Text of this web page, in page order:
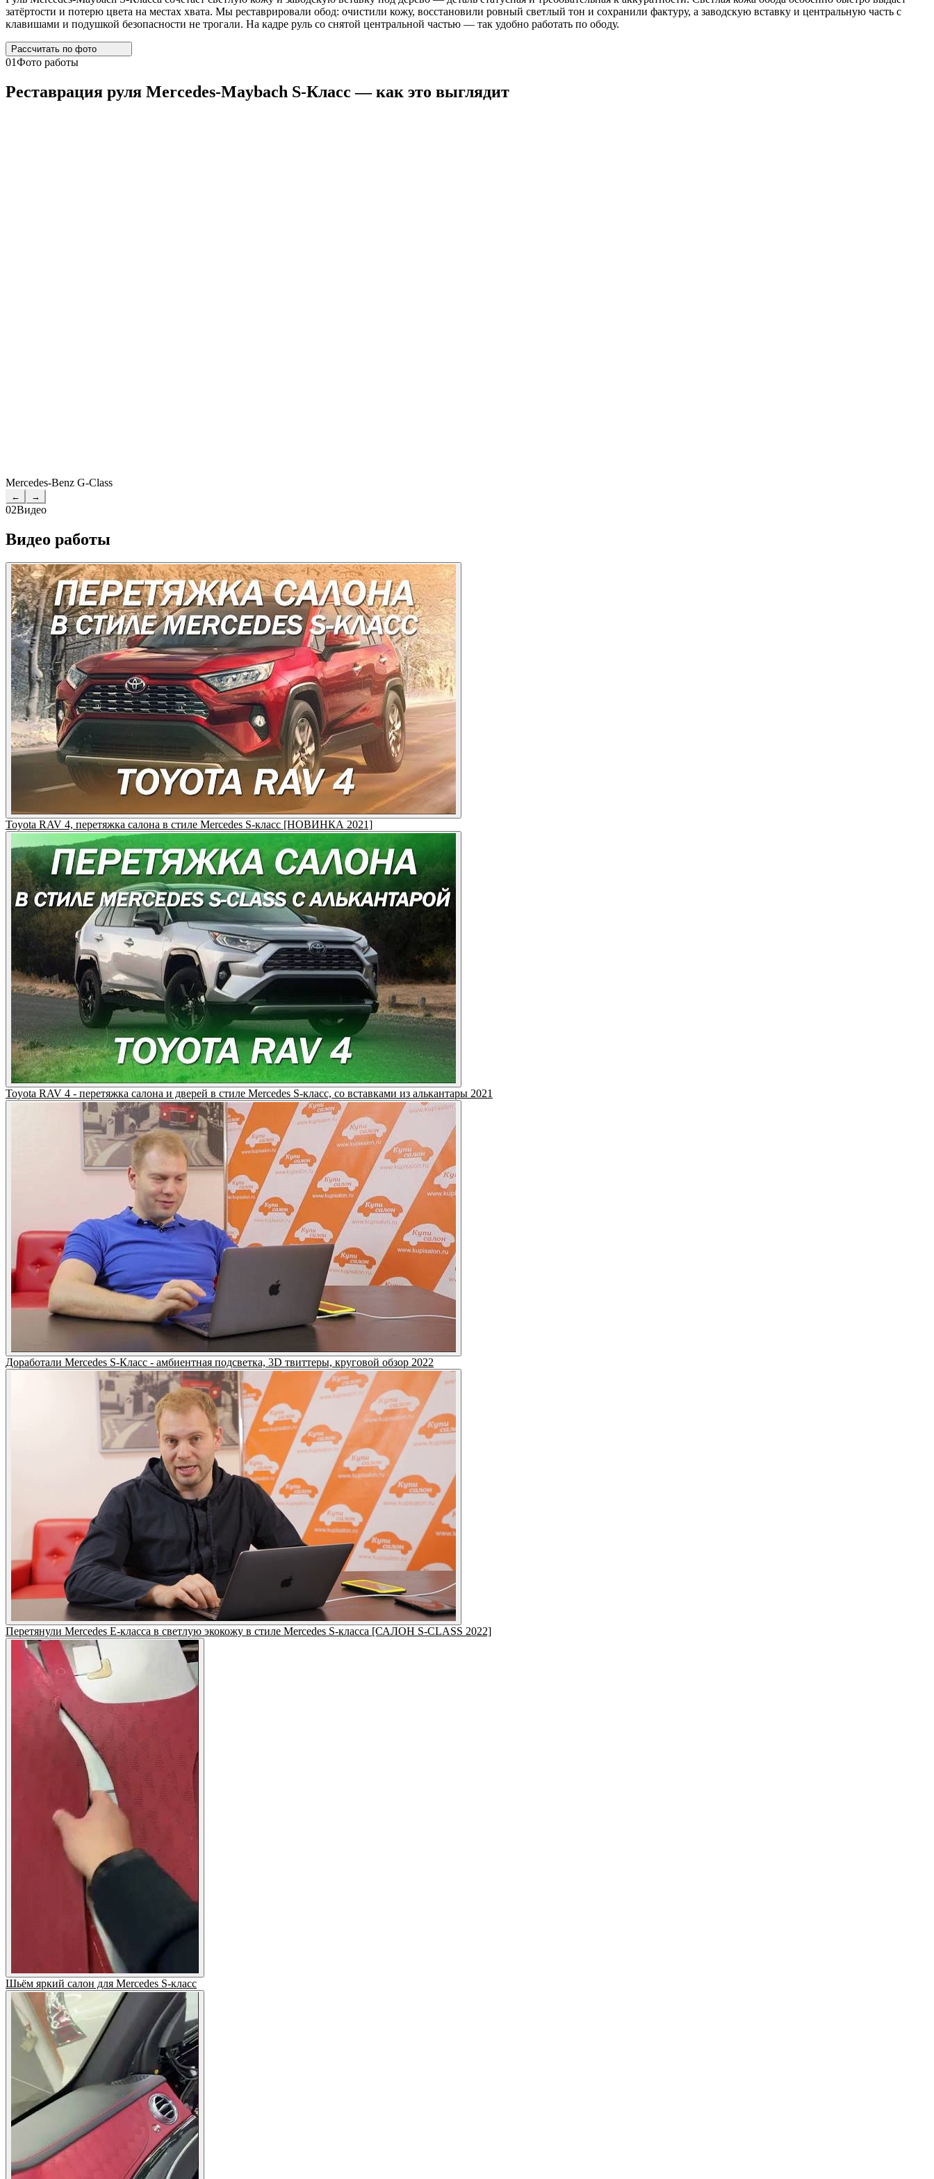
затёртости и потерю цвета на местах хвата. Мы реставрировали обод: очистили кожу, восстановили ровный светлый тон и сохранили фактуру, а заводскую вставку и центральную часть с
клавишами и подушкой безопасности не трогали. На кадре руль со снятой центральной частью — так удобно работать по ободу.
Рассчитать по фото
01Фото работы
Реставрация руля Mercedes-Maybach S-Класс — как это выглядит
Mercedes-Benz G-Class
← →
02Видео
Видео работы
Toyota RAV 4, перетяжка салона в стиле Mercedes S-класс [НОВИНКА 2021]
Toyota RAV 4 - перетяжка салона и дверей в стиле Mercedes S-класс, со вставками из алькантары 2021
Доработали Mercedes S-Класс - амбиентная подсветка, 3D твиттеры, круговой обзор 2022
Перетянули Mercedes E-класса в светлую экокожу в стиле Mercedes S-класса [САЛОН S-CLASS 2022]
Шьём яркий салон для Mercedes S-класс